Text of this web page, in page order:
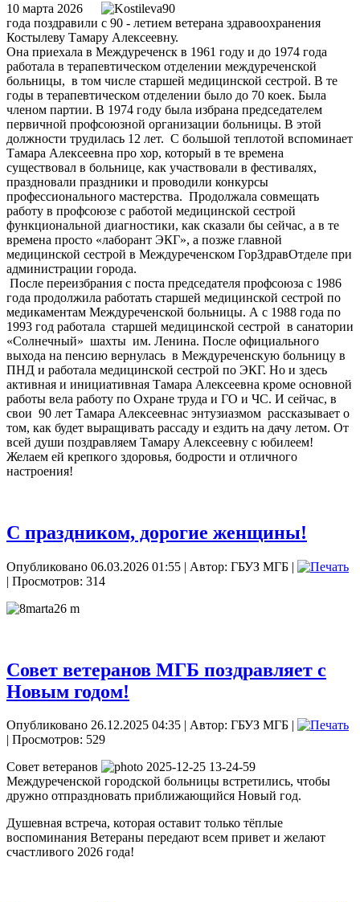
10 марта 2026
года поздравили с 90 - летием ветерана здравоохранения
Костылеву Тамару Алексеевну.
Она приехала в Междуреченск в 1961 году и до 1974 года
работала в терапевтическом отделении междуреченской
больницы, в том числе старшей медицинской сестрой. В те
годы в терапевтическом отделении было до 70 коек. Была
членом партии. В 1974 году была избрана председателем
первичной профсоюзной организации больницы. В этой
должности трудилась 12 лет. С большой теплотой вспоминает
Тамара Алексеевна про хор, который в те времена
существовал в больнице, как участвовали в фестивалях,
праздновали праздники и проводили конкурсы
профессионального мастерства. Продолжала совмещать
работу в профсоюзе с работой медицинской сестрой
функциональной диагностики, как сказали бы сейчас, а в те
времена просто «лаборант ЭКГ», а позже главной
медицинской сестрой в Междуреченском ГорЗдравОтделе при
администрации города.
После переизбрания с поста председателя профсоюза с 1986
года продолжила работать старшей медицинской сестрой по
медикаментам Междуреченской больницы. А с 1988 года по
1993 год работала старшей медицинской сестрой в санатории
«Солнечный» шахты им. Ленина. После официального
выхода на пенсию вернулась в Междуреченскую больницу в
ПНД и работала медицинской сестрой по ЭКГ. Но и здесь
активная и инициативная Тамара Алексеевна кроме основной
работы вела работу по Охране труда и ГО и ЧС. И сейчас, в
свои 90 лет Тамара Алексеевнас энтузиазмом рассказывает о
том, как будет выращивать рассаду и ездить на дачу летом. От
всей души поздравляем Тамару Алексеевну с юбилеем!
Желаем ей крепкого здоровья, бодрости и отличного
настроения!
С праздником, дорогие женщины!
Опубликовано 06.03.2026 01:55 | Автор: ГБУЗ МГБ |
| Просмотров: 314
Совет ветеранов МГБ поздравляет с
Новым годом!
Опубликовано 26.12.2025 04:35 | Автор: ГБУЗ МГБ |
| Просмотров: 529
Совет ветеранов
Междуреченской городской больницы встретились, чтобы
дружно отпраздновать приближающийся Новый год.
Душевная встреча, которая оставит только тёплые
воспоминания Ветераны передают всем привет и желают
счастливого 2026 года!